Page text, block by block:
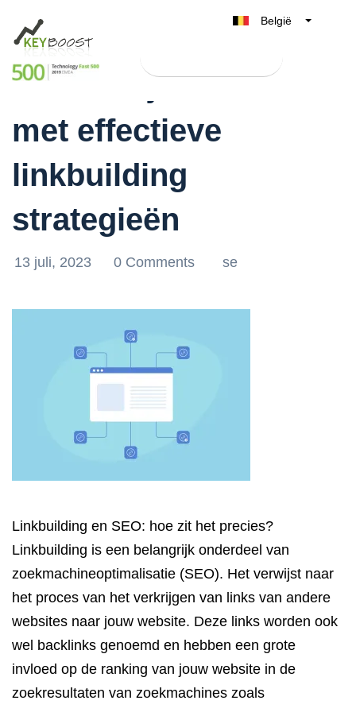
België
Nederland
Verbeter jouw SEO
met effectieve
linkbuilding
strategieën
13 juli, 2023 0 Comments se
Linkbuilding en SEO: hoe zit het precies?
Linkbuilding is een belangrijk onderdeel van
zoekmachineoptimalisatie (SEO). Het verwijst naar
het proces van het verkrijgen van links van andere
websites naar jouw website. Deze links worden ook
wel backlinks genoemd en hebben een grote
invloed op de ranking van jouw website in de
zoekresultaten van zoekmachines zoals